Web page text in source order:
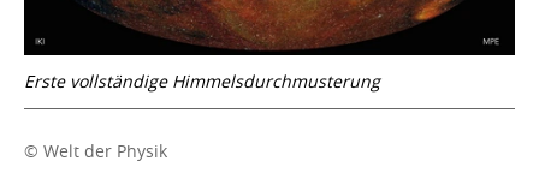
Erste vollständige Himmelsdurchmusterung
© Welt der Physik